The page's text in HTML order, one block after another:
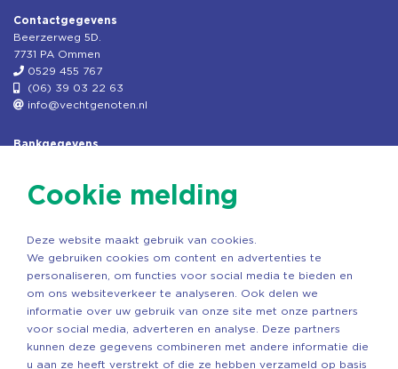
Contactgegevens
Beerzerweg 5D.
7731 PA Ommen
0529 455 767
(06) 39 03 22 63
info@vechtgenoten.nl
Bankgegevens
Rek.nr: NL85RABO0127579230
Copyright ©2026 Vechtgenoten
Cookie melding
Deze website maakt gebruik van cookies.
We gebruiken cookies om content en advertenties te
personaliseren, om functies voor social media te bieden en
om ons websiteverkeer te analyseren. Ook delen we
informatie over uw gebruik van onze site met onze partners
voor social media, adverteren en analyse. Deze partners
kunnen deze gegevens combineren met andere informatie die
u aan ze heeft verstrekt of die ze hebben verzameld op basis